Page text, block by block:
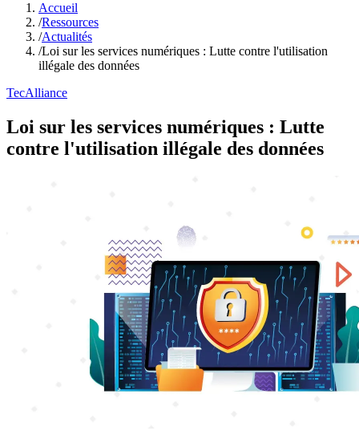
Accueil
/Ressources
/Actualités
/Loi sur les services numériques : Lutte contre l'utilisation
illégale des données
TecAlliance
Loi sur les services numériques : Lutte
contre l'utilisation illégale des données